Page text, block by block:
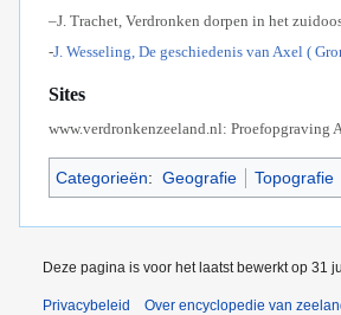
–J. Trachet, Verdronken dorpen in het
-J. Wesseling, De geschiedenis van Axel (
Sites
www.verdronkenzeeland.nl: Proefopgraving
Categorieën: Geografie Topografie
Deze pagina is voor het laatst bewerkt op 31
Privacybeleid Over encyclopedie van